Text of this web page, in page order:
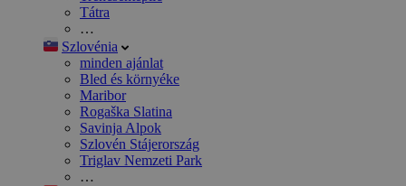
Tátra
…
Szlovénia
minden ajánlat
Bled és környéke
Maribor
Rogaška Slatina
Savinja Alpok
Szlovén Stájerország
Triglav Nemzeti Park
…